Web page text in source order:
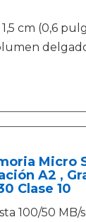
cm (0,6
Micro
A2 ,
Clase 10
100/50